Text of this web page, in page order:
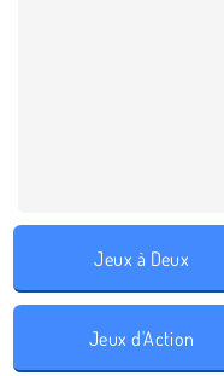
Jeux à Deux
Jeux d'Action